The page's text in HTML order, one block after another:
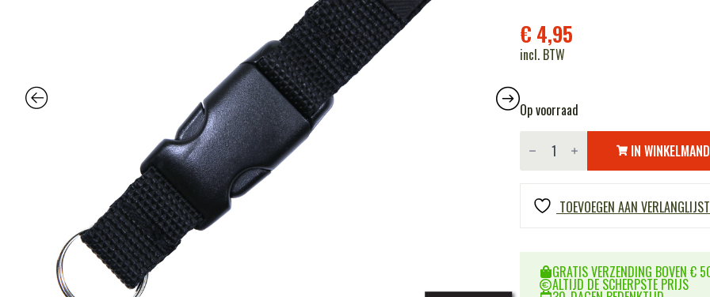
€ 4,95
incl. BTW
Op voorraad
Handcuffs
key
hanger
Cordura
DP202
aantal
IN WINKELMAND
TOEVOEGEN AAN VERLANGLIJST
GRATIS VERZENDING BOVEN €
ALTIJD DE SCHERPSTE PRIJS